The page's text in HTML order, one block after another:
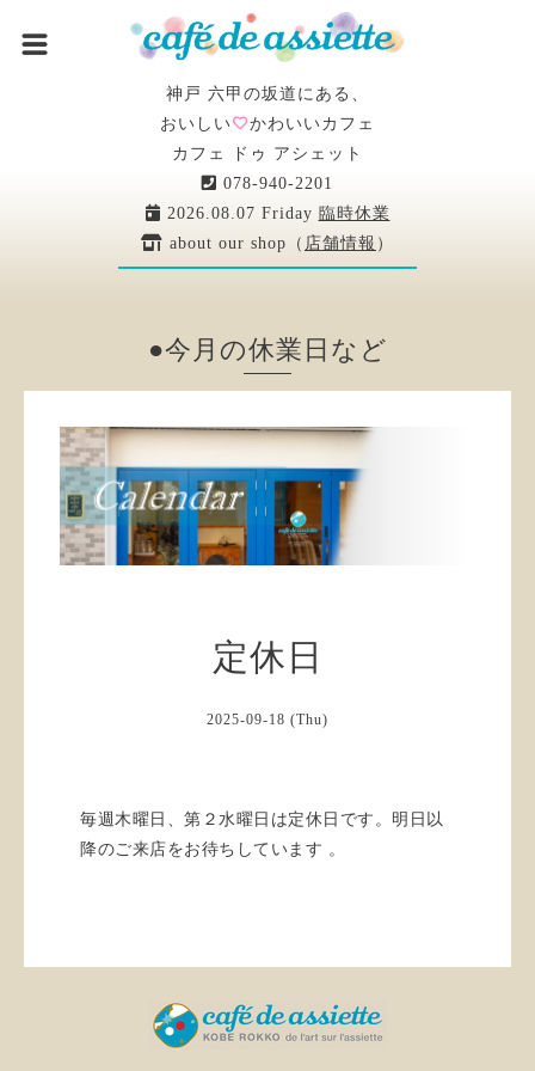
神戸 六甲の坂道にある、
おいしい
かわいいカフェ
カフェ ドゥ アシェット
078-940-2201
2026.08.07 Friday 臨時休業
about our shop（ 店舗情報 ）
●今月の休業日など
定休日
2025-09-18 (Thu)
毎週木曜日、第２水曜日は定休日です。明日以
降のご来店をお待ちしています 。